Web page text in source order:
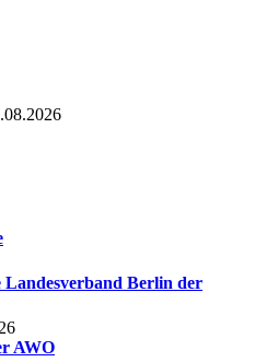
Landesverband Berlin der
AWO